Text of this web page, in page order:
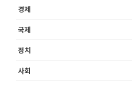
경제
국제
정치
사회